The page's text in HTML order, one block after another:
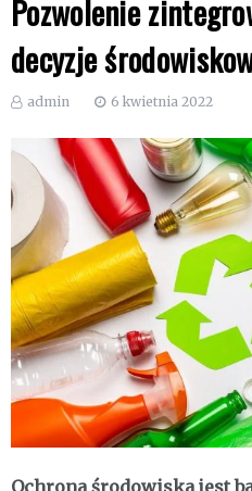
Pozwolenie
decyzje
admin 6 kwietnia 2022